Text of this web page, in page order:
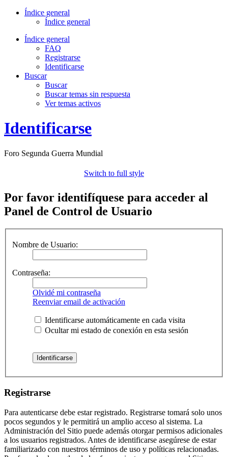
Índice general
Índice general
Índice general
FAQ
Registrarse
Identificarse
Buscar
Buscar
Buscar temas sin respuesta
Ver temas activos
Identificarse
Foro Segunda Guerra Mundial
Switch to full style
Por favor identifíquese para acceder al
Panel de Control de Usuario
Nombre de Usuario:
Contraseña:
Olvidé mi contraseña
Reenviar email de activación
Identificarse automáticamente en cada visita
Ocultar mi estado de conexión en esta sesión
Registrarse
Para autenticarse debe estar registrado. Registrarse tomará solo unos
pocos segundos y le permitirá un amplio acceso al sistema. La
Administración del Sitio puede además otorgar permisos adicionales
a los usuarios registrados. Antes de identificarse asegúrese de estar
familiarizado con nuestros términos de uso y políticas relacionadas.